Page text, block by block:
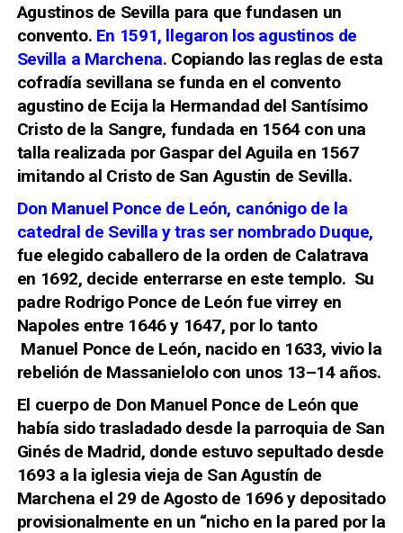
Agustinosde Sevilla para que fundasen un
convento. En 1591, llegaron los agustinos de
Sevilla a Marchena. Copiando las reglas de esta
cofradía sevillana se funda en el convento
agustino de Ecija la Hermandad del Santísimo
Cristo de la Sangre, fundada en 1564 con una
talla realizada por Gaspar del Aguila en 1567
imitando al Cristo de San Agustin de Sevilla.
Don Manuel Ponce de León, canónigo de la
catedral de Sevilla y tras ser nombrado Duque,
fue elegidocaballerode la orden de Calatrava
en 1692, decide enterrarse en este templo. Su
padre Rodrigo Ponce de León fue virrey en
Napoles entre 1646 y 1647, por lo tanto
Manuel Ponce de León, nacido en 1633, vivio la
rebelión de Massanielolo con unos 13–14 años.
El cuerpo de Don Manuel Ponce de León que
había sido trasladado desde la parroquia de San
Ginés de Madrid, donde estuvo sepultado desde
1693 a la iglesia vieja de San Agustín de
Marchena el 29 de Agosto de 1696 y depositado
provisionalmente en un “nicho en la pared por la